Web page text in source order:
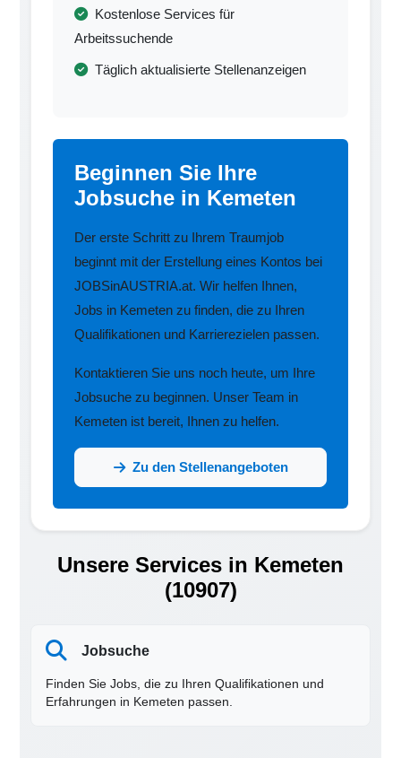
Kostenlose Services für
Arbeitssuchende
Täglich aktualisierte Stellenanzeigen
Beginnen Sie Ihre
Jobsuche in Kemeten
Der erste Schritt zu Ihrem Traumjob
beginnt mit der Erstellung eines Kontos bei
JOBSinAUSTRIA.at. Wir helfen Ihnen,
Jobs in Kemeten zu finden, die zu Ihren
Qualifikationen und Karrierezielen passen.
Kontaktieren Sie uns noch heute, um Ihre
Jobsuche zu beginnen. Unser Team in
Kemeten ist bereit, Ihnen zu helfen.
Zu den Stellenangeboten
Unsere Services in Kemeten
(10907)
Jobsuche
Finden Sie Jobs, die zu Ihren Qualifikationen und
Erfahrungen in Kemeten passen.